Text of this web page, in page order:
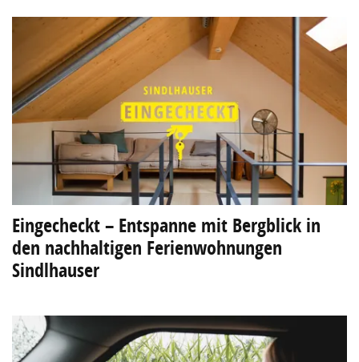
Eingecheckt – Entspanne mit Bergblick in
den nachhaltigen Ferienwohnungen
Sindlhauser